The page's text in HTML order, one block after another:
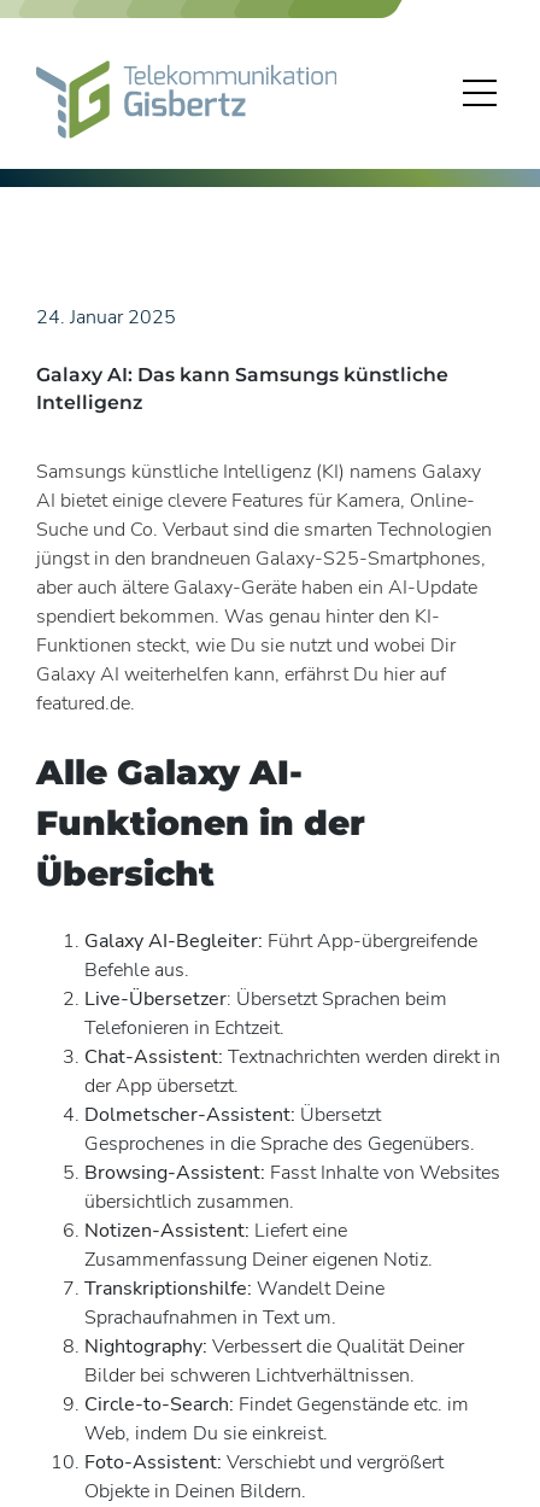
Skip
24. Januar 2025
Galaxy AI: Das kann Samsungs künstliche
Intelligenz
Samsungs künstliche Intelligenz (KI) namens Galaxy
AI bietet einige clevere Features für Kamera, Online-
Suche und Co. Verbaut sind die smarten Technologien
jüngst in den brandneuen Galaxy-S25-Smartphones,
aber auch ältere Galaxy-Geräte haben ein AI-Update
spendiert bekommen. Was genau hinter den KI-
Funktionen steckt, wie Du sie nutzt und wobei Dir
Galaxy AI weiterhelfen kann, erfährst Du hier auf
featured.de.
Alle Galaxy AI-
Funktionen in der
Übersicht
Galaxy AI-Begleiter: Führt App-übergreifende
Befehle aus.
Live-Übersetzer: Übersetzt Sprachen beim
Telefonieren in Echtzeit.
Chat-Assistent: Textnachrichten werden direkt in
der App übersetzt.
Dolmetscher-Assistent: Übersetzt
Gesprochenes in die Sprache des Gegenübers.
Browsing-Assistent: Fasst Inhalte von Websites
übersichtlich zusammen.
Notizen-Assistent: Liefert eine
Zusammenfassung Deiner eigenen Notiz.
Transkriptionshilfe: Wandelt Deine
Sprachaufnahmen in Text um.
Nightography: Verbessert die Qualität Deiner
Bilder bei schweren Lichtverhältnissen.
Circle-to-Search: Findet Gegenstände etc. im
Web, indem Du sie einkreist.
Foto-Assistent: Verschiebt und vergrößert
Objekte in Deinen Bildern.